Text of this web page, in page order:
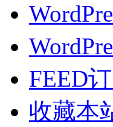
FEED
收藏本